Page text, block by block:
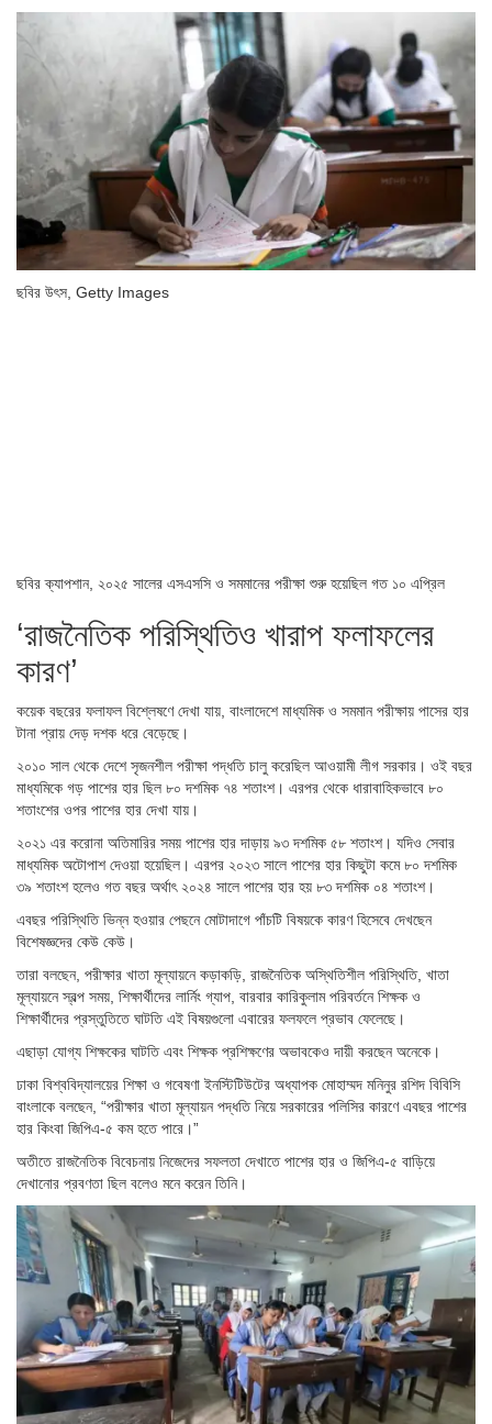
ছবির উৎস, Getty Images
ছবির ক্যাপশান, ২০২৫ সালের এসএসসি ও সমমানের পরীক্ষা শুরু হয়েছিল গত ১০ এপ্রিল
‘রাজনৈতিক পরিস্থিতিও খারাপ ফলাফলের
কারণ’
কয়েক বছরের ফলাফল বিশ্লেষণে দেখা যায়, বাংলাদেশে মাধ্যমিক ও সমমান পরীক্ষায় পাসের হার
টানা প্রায় দেড় দশক ধরে বেড়েছে।
২০১০ সাল থেকে দেশে সৃজনশীল পরীক্ষা পদ্ধতি চালু করেছিল আওয়ামী লীগ সরকার। ওই বছর
মাধ্যমিকে গড় পাশের হার ছিল ৮০ দশমিক ৭৪ শতাংশ। এরপর থেকে ধারাবাহিকভাবে ৮০
শতাংশের ওপর পাশের হার দেখা যায়।
২০২১ এর করোনা অতিমারির সময় পাশের হার দাড়ায় ৯৩ দশমিক ৫৮ শতাংশ। যদিও সেবার
মাধ্যমিক অটোপাশ দেওয়া হয়েছিল। এরপর ২০২৩ সালে পাশের হার কিছুটা কমে ৮০ দশমিক
৩৯ শতাংশ হলেও গত বছর অর্থাৎ ২০২৪ সালে পাশের হার হয় ৮৩ দশমিক ০৪ শতাংশ।
এবছর পরিস্থিতি ভিন্ন হওয়ার পেছনে মোটাদাগে পাঁচটি বিষয়কে কারণ হিসেবে দেখছেন
বিশেষজ্ঞদের কেউ কেউ।
তারা বলছেন, পরীক্ষার খাতা মূল্যায়নে কড়াকড়ি, রাজনৈতিক অস্থিতিশীল পরিস্থিতি, খাতা
মূল্যায়নে স্বল্প সময়, শিক্ষার্থীদের লার্নিং গ্যাপ, বারবার কারিকুলাম পরিবর্তনে শিক্ষক ও
শিক্ষার্থীদের প্রস্তুতিতে ঘাটতি এই বিষয়গুলো এবারের ফলফলে প্রভাব ফেলেছে।
এছাড়া যোগ্য শিক্ষকের ঘাটতি এবং শিক্ষক প্রশিক্ষণের অভাবকেও দায়ী করছেন অনেকে।
ঢাকা বিশ্ববিদ্যালয়ের শিক্ষা ও গবেষণা ইনস্টিটিউটের অধ্যাপক মোহাম্মদ মনিনুর রশিদ বিবিসি
বাংলাকে বলছেন, “পরীক্ষার খাতা মূল্যায়ন পদ্ধতি নিয়ে সরকারের পলিসির কারণে এবছর পাশের
হার কিংবা জিপিএ-৫ কম হতে পারে।”
অতীতে রাজনৈতিক বিবেচনায় নিজেদের সফলতা দেখাতে পাশের হার ও জিপিএ-৫ বাড়িয়ে
দেখানোর প্রবণতা ছিল বলেও মনে করেন তিনি।